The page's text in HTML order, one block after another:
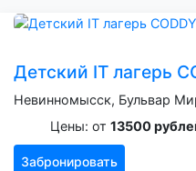
Детский IT лагерь
Невинномысск, Бульвар
Цены: от 13500
Забронировать